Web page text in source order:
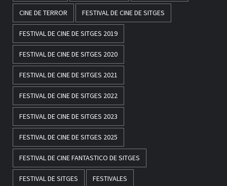
CINE DE TERROR FESTIVAL DE CINE DE SITGES
FESTIVAL DE CINE DE SITGES 2019
FESTIVAL DE CINE DE SITGES 2020
FESTIVAL DE CINE DE SITGES 2021
FESTIVAL DE CINE DE SITGES 2022
FESTIVAL DE CINE DE SITGES 2023
FESTIVAL DE CINE DE SITGES 2025
FESTIVAL DE CINE FANTASTICO DE SITGES
FESTIVAL DE SITGES FESTIVALES